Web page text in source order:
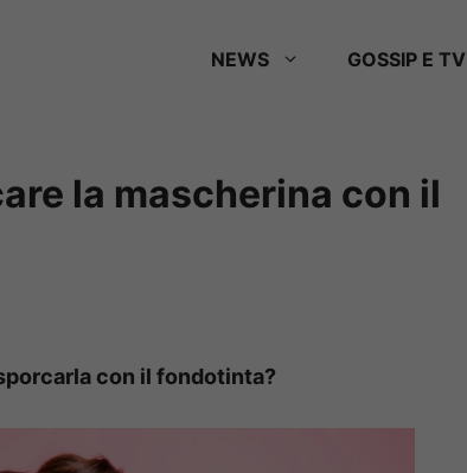
NEWS GOSSIP E TV
la mascherina con il
con il fondotinta?